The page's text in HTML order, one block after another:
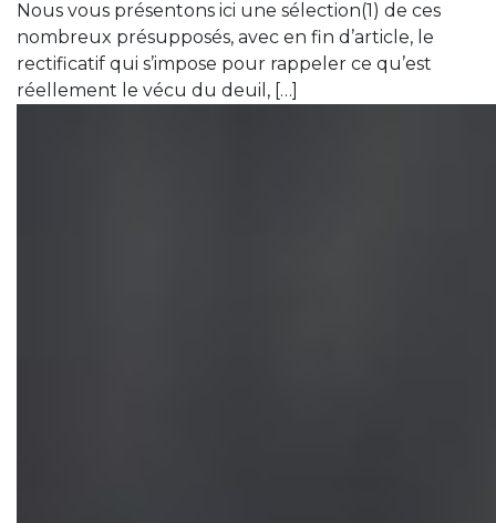
Nous vous présentons ici une sélection(1) de ces
nombreux présupposés, avec en fin d’article, le
rectificatif qui s’impose pour rappeler ce qu’est
réellement le vécu du deuil, […]